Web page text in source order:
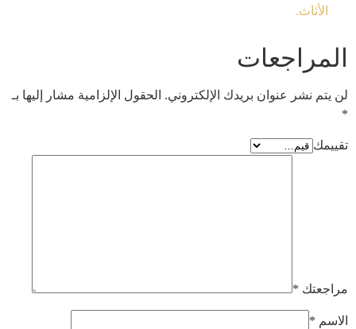
الأثاث.
المراجعات
لن يتم نشر عنوان بريدك الإلكتروني. الحقول الإلزامية مشار إليها بـ
*
تقييمك
مراجعتك *
الاسم *